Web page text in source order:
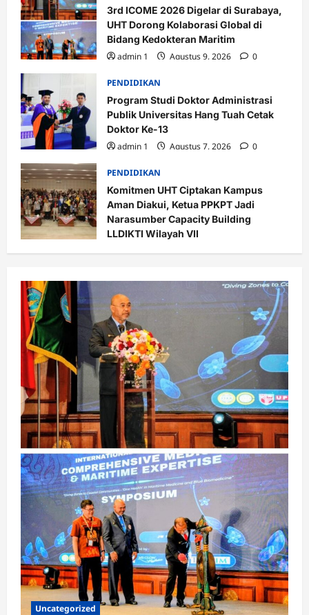
3rd ICOME 2026 Digelar di Surabaya,
UHT Dorong Kolaborasi Global di
Bidang Kedokteran Maritim
admin 1
Agustus 9, 2026 0
PENDIDIKAN
Program Studi Doktor Administrasi
Publik Universitas Hang Tuah Cetak
Doktor Ke-13
admin 1
Agustus 7, 2026 0
PENDIDIKAN
Komitmen UHT Ciptakan Kampus
Aman Diakui, Ketua PPKPT Jadi
Narasumber Capacity Building
LLDIKTI Wilayah VII
admin 1
Agustus 7, 2026 0
Uncategorized